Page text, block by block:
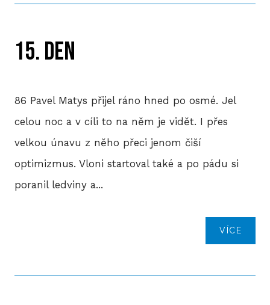
15. DEN
86 Pavel Matys přijel ráno hned po osmé. Jel
celou noc a v cíli to na něm je vidět. I přes
velkou únavu z něho přeci jenom čiší
optimizmus. Vloni startoval také a po pádu si
poranil ledviny a...
VÍCE